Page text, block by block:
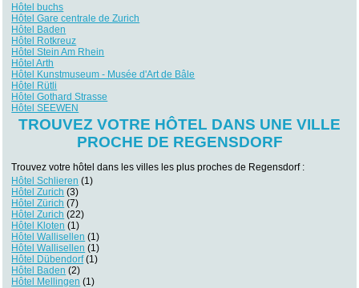
Hôtel buchs
Hôtel Gare centrale de Zurich
Hôtel Baden
Hôtel Rotkreuz
Hôtel Stein Am Rhein
Hôtel Arth
Hôtel Kunstmuseum - Musée d'Art de Bâle
Hôtel Rütli
Hôtel Gothard Strasse
Hôtel SEEWEN
TROUVEZ VOTRE HÔTEL DANS UNE VILLE
PROCHE DE REGENSDORF
Trouvez votre hôtel dans les villes les plus proches de Regensdorf :
Hôtel Schlieren (1)
Hôtel Zurich (3)
Hôtel Zürich (7)
Hôtel Zurich (22)
Hôtel Kloten (1)
Hôtel Wallisellen (1)
Hôtel Wallisellen (1)
Hôtel Dübendorf(1)
Hôtel Baden (2)
Hôtel Mellingen (1)